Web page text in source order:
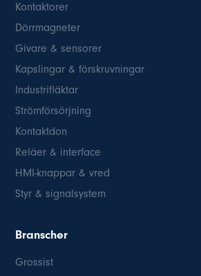
Kontaktorer
Dörrmagneter
Givare & sensorer
Kapslingar & förskruvningar
Industrifläktar
Strömförsörjning
Kontaktdon
Reläer & interface
HMI-knappar & vred
Styr & signalsystem
Branscher
Grossist